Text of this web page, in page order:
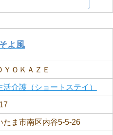
よ風
ＹＯＫＡＺＥ
活介護（ショートステイ）
たま市南区内谷5-5-26